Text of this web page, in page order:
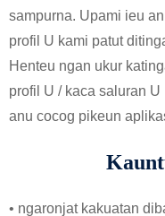
sampurna. Upami ieu
profil U kami patut
Henteu ngan ukur
profil U / kaca saluran
anu cocog pikeun
• ngaronjat kakuatan